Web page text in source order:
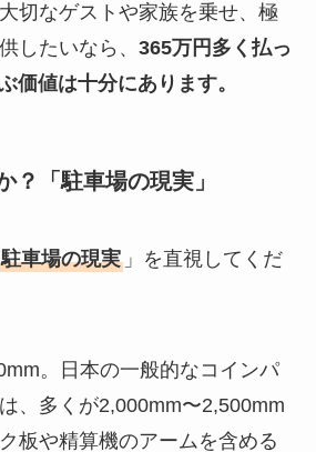
切なゲストや家族を乗せ、極
したいなら、 365万円多く払っ
価値は十分にあります。
？「駐車場の現実」
駐車場の現実」を直視してくだ
。日本の一般的なコインパ
、多くが2,000mm〜2,500mm
板や精算機のアームを含める